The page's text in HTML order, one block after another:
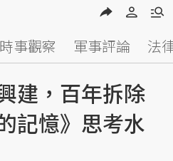
時事觀察 軍事評論 法
建，百年拆除
憶》思考水